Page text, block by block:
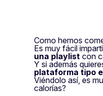
Como hemos
Es muy fácil
una playlist con
Y si además
plataforma tipo
Viéndolo así, es
calorías?